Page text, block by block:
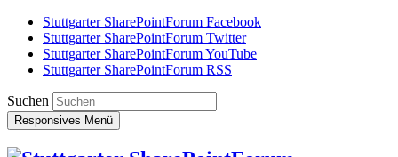
Stuttgarter SharePointForum Facebook
Stuttgarter SharePointForum Twitter
Stuttgarter SharePointForum YouTube
Stuttgarter SharePointForum RSS
Suchen
Responsives Menü